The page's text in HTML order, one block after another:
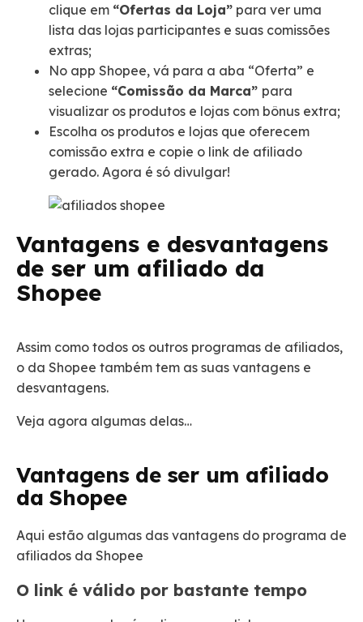
clique em “Ofertas da Loja” para ver uma
lista das lojas participantes e suas comissões
extras;
No app Shopee, vá para a aba “Oferta” e
selecione “Comissão da Marca” para
visualizar os produtos e lojas com bônus extra;
Escolha os produtos e lojas que oferecem
comissão extra e copie o link de afiliado
gerado. Agora é só divulgar!
Vantagens e desvantagens
de ser um afiliado da
Shopee
Assim como todos os outros programas de afiliados,
o da Shopee também tem as suas vantagens e
desvantagens.
Veja agora algumas delas…
Vantagens de ser um afiliado
da Shopee
Aqui estão algumas das vantagens do programa de
afiliados da Shopee
O link é válido por bastante tempo